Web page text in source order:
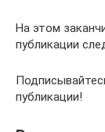
На этом
публикации
публикации!